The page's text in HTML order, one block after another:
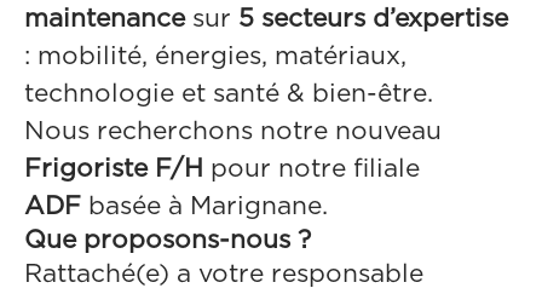
maintenancesur 5 secteurs d’expertise
: mobilité, énergies, matériaux,
technologie et santé & bien-être.
Nous recherchons notre nouveau
Frigoriste F/H pour notre filiale
ADF basée à Marignane.
Que proposons-nous ?
Rattaché(e) a votre responsable